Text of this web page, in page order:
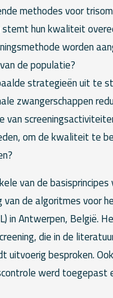
methodes voor
hun kwaliteit
worden
de populatie?
strategieën uit te
zwangerschappen
van
om de kwaliteit te
van de
de algoritmes voor
in Antwerpen, België.
die in de
uitvoerig besproken.
werd toegepast